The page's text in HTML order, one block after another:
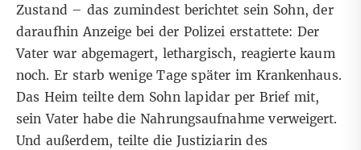
Zustand – das zumindest berichtet sein Sohn, der
daraufhin Anzeige bei der Polizei erstattete: Der
Vater war abgemagert, lethargisch, reagierte kaum
noch. Er starb wenige Tage später im Krankenhaus.
Das Heim teilte dem Sohn lapidar per Brief mit,
sein Vater habe die Nahrungsaufnahme verweigert.
Und außerdem, teilte die Justiziarin des